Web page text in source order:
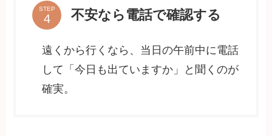
STEP 不安なら電話で確認する
遠くから行くなら、当日の午前中に電話
して「今日も出ていますか」と聞くのが
確実。